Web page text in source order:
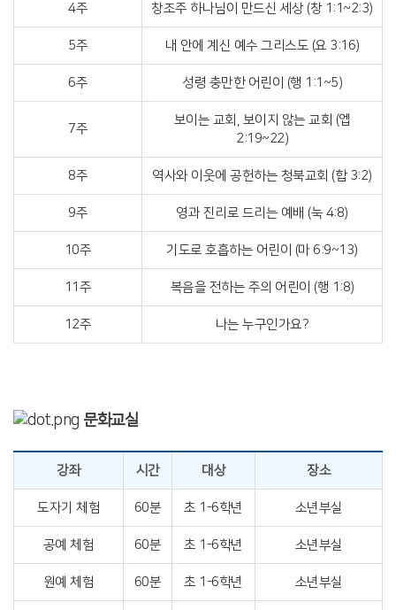
4주 창조주 하나님이 만드신 세상 (창 1:1~2:3)
5주 내 안에 계신 예수 그리스도 (요 3:16)
6주 성령 충만한 어린이 (행 1:1~5)
7주
보이는 교회, 보이지 않는 교회 (엡
2:19~22)
8주 역사와 이웃에 공헌하는 청북교회 (합 3:2)
9주 영과 진리로 드리는 예배 (눅 4:8)
10주 기도로 호흡하는 어린이 (마 6:9~13)
11주 복음을 전하는 주의 어린이 (행 1:8)
12주 나는 누구인가요?
문화교실
강좌 시간 대상 장소
도자기 체험 60분 초 1-6학년 소년부실
공예 체험 60분 초 1-6학년 소년부실
원예 체험 60분 초 1-6학년 소년부실